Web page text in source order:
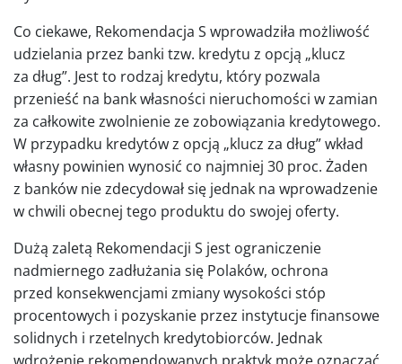
Co ciekawe, Rekomendacja S wprowadziła możliwość
udzielania przez banki tzw. kredytu z opcją „klucz
za dług”. Jest to rodzaj kredytu, który pozwala
przenieść na bank własności nieruchomości w zamian
za całkowite zwolnienie ze zobowiązania kredytowego.
W przypadku kredytów z opcją „klucz za dług” wkład
własny powinien wynosić co najmniej 30 proc. Żaden
z banków nie zdecydował się jednak na wprowadzenie
w chwili obecnej tego produktu do swojej oferty.
Dużą zaletą Rekomendacji S jest ograniczenie
nadmiernego zadłużania się Polaków, ochrona
przed konsekwencjami zmiany wysokości stóp
procentowych i pozyskanie przez instytucje finansowe
solidnych i rzetelnych kredytobiorców. Jednak